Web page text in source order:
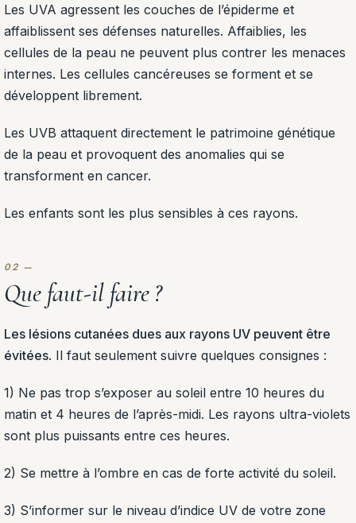
Les UVA agressent les couches de l’épiderme et
affaiblissent ses défenses naturelles. Affaiblies, les
cellules de la peau ne peuvent plus contrer les menaces
internes. Les cellules cancéreuses se forment et se
développent librement.
Les UVB attaquent directement le patrimoine génétique
de la peau et provoquent des anomalies qui se
transforment en cancer.
Les enfants sont les plus sensibles à ces rayons.
Que faut-il faire ?
Les lésions cutanées dues aux rayons UV peuvent être
évitées. Il faut seulement suivre quelques consignes :
1) Ne pas trop s’exposer au soleil entre 10 heures du
matin et 4 heures de l’après-midi. Les rayons ultra-violets
sont plus puissants entre ces heures.
2) Se mettre à l’ombre en cas de forte activité du soleil.
3) S’informer sur le niveau d’indice UV de votre zone